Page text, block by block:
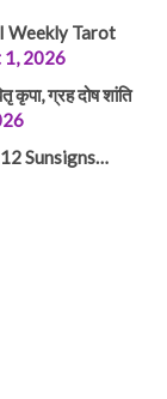
I Weekly Tarot
1, 2026
कृपा, ग्रह दोष शांति
Sunsigns…